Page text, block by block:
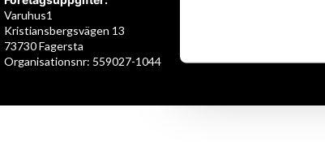
Varuhus1
Kristiansbergsvägen 13
73730 Fagersta
Organisationsnr: 559027-1044